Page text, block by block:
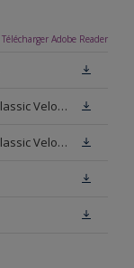
Télécharger Adobe Reader
Fiche de données de sécurité Alpha Classic Velours Base N00
Fiche de données de sécurité Alpha Classic Velours Blanc